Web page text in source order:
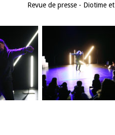
Revue de presse - Diotime